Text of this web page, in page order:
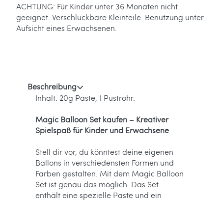
ACHTUNG: Für Kinder unter 36 Monaten nicht
geeignet. Verschluckbare Kleinteile. Benutzung unter
Aufsicht eines Erwachsenen.
Beschreibung
Inhalt: 20g Paste, 1 Pustrohr.
Magic Balloon Set kaufen – Kreativer
Spielspaß für Kinder und Erwachsene
Stell dir vor, du könntest deine eigenen
Ballons in verschiedensten Formen und
Farben gestalten. Mit dem Magic Balloon
Set ist genau das möglich. Das Set
enthält eine spezielle Paste und ein